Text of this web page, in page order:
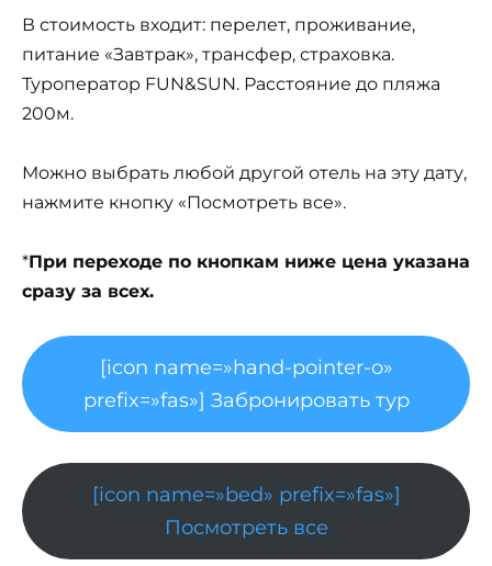
В стоимость входит: перелет, проживание,
питание «Завтрак», трансфер, страховка.
Туроператор FUN&SUN. Расстояние до пляжа
200м.
Можно выбрать любой другой отель на эту дату,
нажмите кнопку «Посмотреть все».
*При переходе по кнопкам ниже цена указана
сразу за всех.
[icon name=»hand-pointer-o»
prefix=»fas»] Забронировать тур
[icon name=»bed» prefix=»fas»]
Посмотреть все